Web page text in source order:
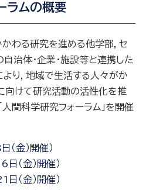
ラムの概要
かわる研究を進める他学部，セ
治体・企業・施設等と連携した
り，地域で生活する人々がか
向けて研究活動の活性化を推
人間科学研究フォーラム」を開催
金）開催）
（金）開催）
（金）開催）